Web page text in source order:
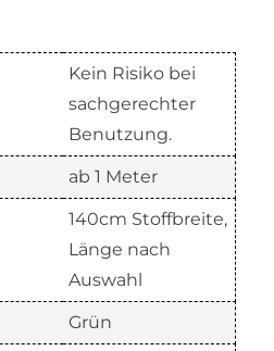
Kein Risiko bei
sachgerechter
Benutzung.
ab 1 Meter
140cm Stoffbreite,
Länge nach
Auswahl
Grün